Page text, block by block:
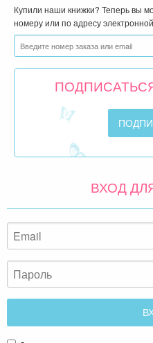
Купили наши книжки? Теперь вы
номеру или по адресу
ВХОД